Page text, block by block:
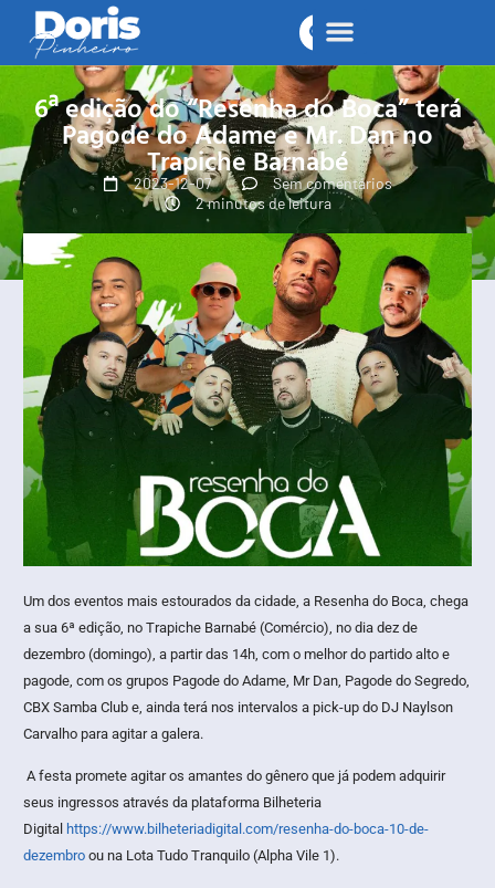
6ª edição do “Resenha do Boca” terá
Pagode do Adame e Mr. Dan no
Trapiche Barnabé
2023-12-07
Sem comentários
2 minutos de leitura
Um dos eventos mais estourados da cidade, a Resenha do Boca, chega
a sua 6ª edição, no Trapiche Barnabé (Comércio), no dia dez de
dezembro (domingo), a partir das 14h, com o melhor do partido alto e
pagode, com os grupos Pagode do Adame, Mr Dan, Pagode do Segredo,
CBX Samba Club e, ainda terá nos intervalos a pick-up do DJ Naylson
Carvalho para agitar a galera.
A festa promete agitar os amantes do gênero que já podem adquirir
seus ingressos através da plataforma Bilheteria
Digital https://www.bilheteriadigital.com/resenha-do-boca-10-de-
dezembro ou na Lota Tudo Tranquilo (Alpha Vile 1).